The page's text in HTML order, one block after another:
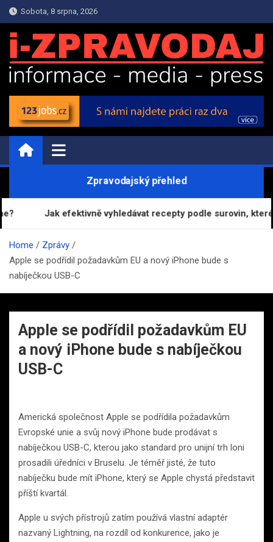
Skip
to
content
Sobota, 8 srpna, 2026
i-ZPRAVODAJ.CZ | Zprávy
Informační portál
Zpravodajský přehled
Jak efektivně vyhledávat recepty podle surovin, které
Home
Zprávy
Apple se podřídil požadavkům EU a nový iPhone bude s
nabíječkou USB-C
Apple se podřídil požadavkům EU
a nový iPhone bude s nabíječkou
USB-C
Americká společnost Apple se podřídila požadavkům
Evropské unie a svůj nový iPhone bude prodávat s
nabíječkou USB-C, kterou jako standard pro unijní trh loni
prosadili úředníci v Bruselu. Je téměř jisté, že tuto
nabíječku bude mít iPhone, který se Apple chystá představit
příští kvartál.
Apple u svých přístrojů zatím používá vlastní adaptér
nazvaný Lightning, na rozdíl od konkurence, jako je